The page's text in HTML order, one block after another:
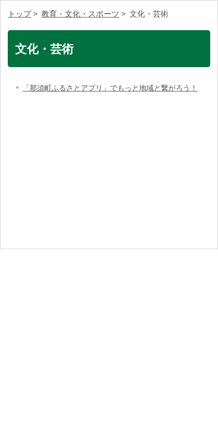
トップ> 教育・文化・スポーツ > 文化・芸術
文化・芸術
「那須町ふるさとアプリ」でもっと地域と繋がろう！